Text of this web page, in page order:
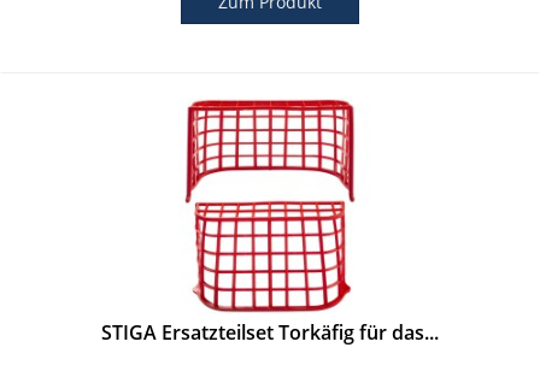
STIGA Ersatzteilset Torkäfig für das...